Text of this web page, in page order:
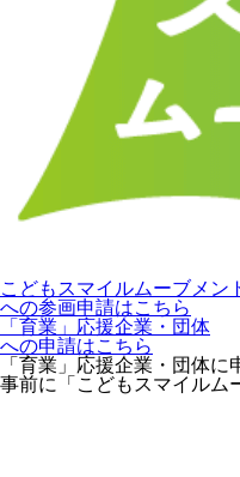
こどもスマイルムーブメン
への参画申請はこちら
「育業」応援企業・団体
への申請はこちら
「育業」応援企業・団体に
事前に「こどもスマイルム